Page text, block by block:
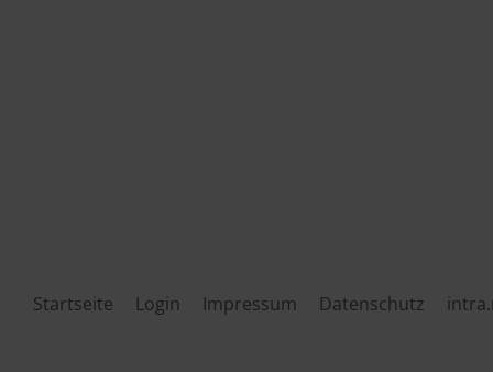
Startseite Login Impressum Datenschutz